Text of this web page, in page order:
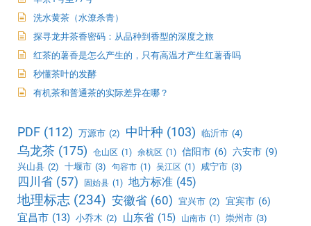
洗水黄茶（水潦杀青）
探寻龙井茶香密码：从品种到香型的深度之旅
红茶的薯香是怎么产生的，只有高温才产生红薯香吗
秒懂茶叶的发酵
有机茶和普通茶的实际差异在哪？
PDF (112) 万源市 (2) 中叶种 (103) 临沂市 (4)
乌龙茶 (175) 仓山区 (1) 余杭区 (1) 信阳市 (6) 六安市 (9)
兴山县 (2) 十堰市 (3) 句容市 (1) 吴江区 (1) 咸宁市 (3)
四川省 (57) 固始县 (1) 地方标准 (45)
地理标志 (234) 安徽省 (60) 宜兴市 (2) 宜宾市 (6)
宜昌市 (13) 小乔木 (2) 山东省 (15) 山南市 (1) 崇州市 (3)